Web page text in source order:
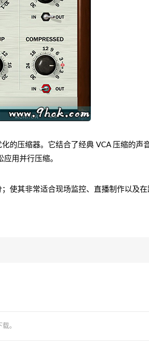
的压缩器。它结合了经典 VCA 压缩的声
用并行压缩。
使其非常适合现场监控、直播制作以及
。